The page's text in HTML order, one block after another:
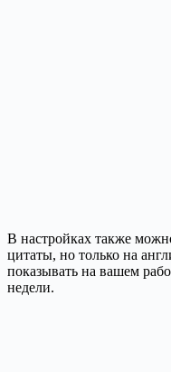
В настройках также
цитаты, но только на
показывать на вашем
недели.